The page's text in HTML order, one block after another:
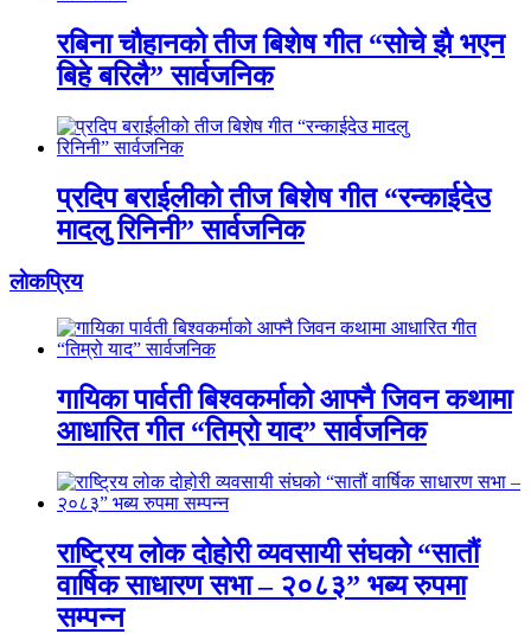
रबिना चौहानको तीज बिशेष गीत “सोचे झै भएन
बिहे बरिलै” सार्वजनिक
प्रदिप बराईलीको तीज बिशेष गीत “रन्काईदेउ
मादलु रिनिनी” सार्वजनिक
लाेकप्रिय
गायिका पार्वती बिश्वकर्माको आफ्नै जिवन कथामा
आधारित गीत “तिम्रो याद” सार्वजनिक
राष्ट्रिय लोक दोहोरी व्यवसायी संघको “सातौं
वार्षिक साधारण सभा – २०८३” भब्य रुपमा
सम्पन्न